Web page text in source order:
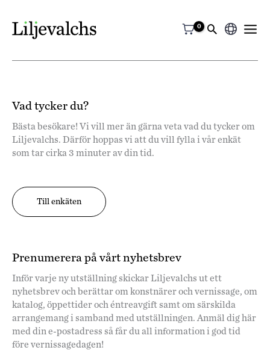
Välj
ett
Vad tycker du?
Bästa besökare! Vi vill mer än gärna veta vad du tycker om
Liljevalchs. Därför hoppas vi att du vill fylla i vår enkät
som tar cirka 3 minuter av din tid.
Till enkäten
Prenumerera på vårt nyhetsbrev
Inför varje ny utställning skickar Liljevalchs ut ett
nyhetsbrev och berättar om konstnärer och vernissage, om
katalog, öppettider och éntreavgift samt om särskilda
arrangemang i samband med utställningen. Anmäl dig här
med din e-postadress så får du all information i god tid
före vernissagedagen!